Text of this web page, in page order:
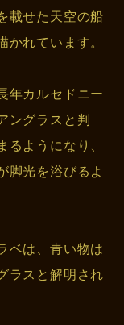
載せた天空の船
れています。
年カルセドニー
ングラスと判
ようになり、
脚光を浴びるよ
ベは、青い物は
ラスと解明され